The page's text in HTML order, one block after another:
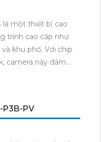
ra, tính năng
nhớ lên đến
trọng. Sản phẩm
an ninh của gia đình,
vực khác.
là một thiết bị cao
trình cao cấp như
khu phố. Với chip
camera này đảm
năng hoạt động
Hơn nữa, nó
minh để cung cấp
P3B-PV